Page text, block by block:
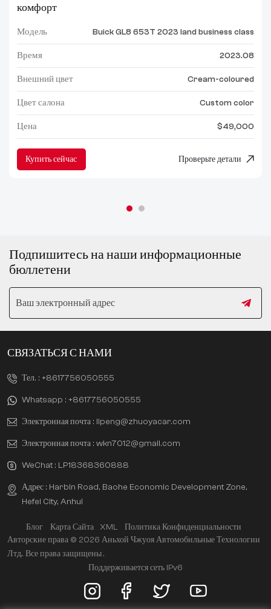
комфорт
Модель Buick GL8 653T 2023 land business class
Время 2023.08
Внешний цвет Cream-coloured
Цвет салона Custom color
Цена $49,000
Купить сейчас Проверьте детали
Подпишитесь на наши информационные
бюллетени
СВЯЗАТЬСЯ С НАМИ
Тел. : +8617756050555
Whatsapp : +8617756050555
Электронная почта : lipeng@zhuoyacar.com
Электронная почта : wkn7012@gmail.com
WeChat : LP18368360888
Адрес : Harbin Road, Baohe Economic Development Zone,
Hefei City, Anhui
Блог Карта Сайта XML
Политика Конфиденциальности
Авторские права © 2026 Аньхой Чжуоя Автомобильные Технологии
Лтд.. Все права защищены .
Поддерживается сеть IPv6